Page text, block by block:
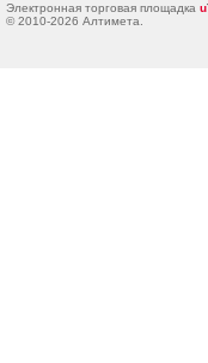
Электронная торговая площадка u
© 2010-2026 Алтимета